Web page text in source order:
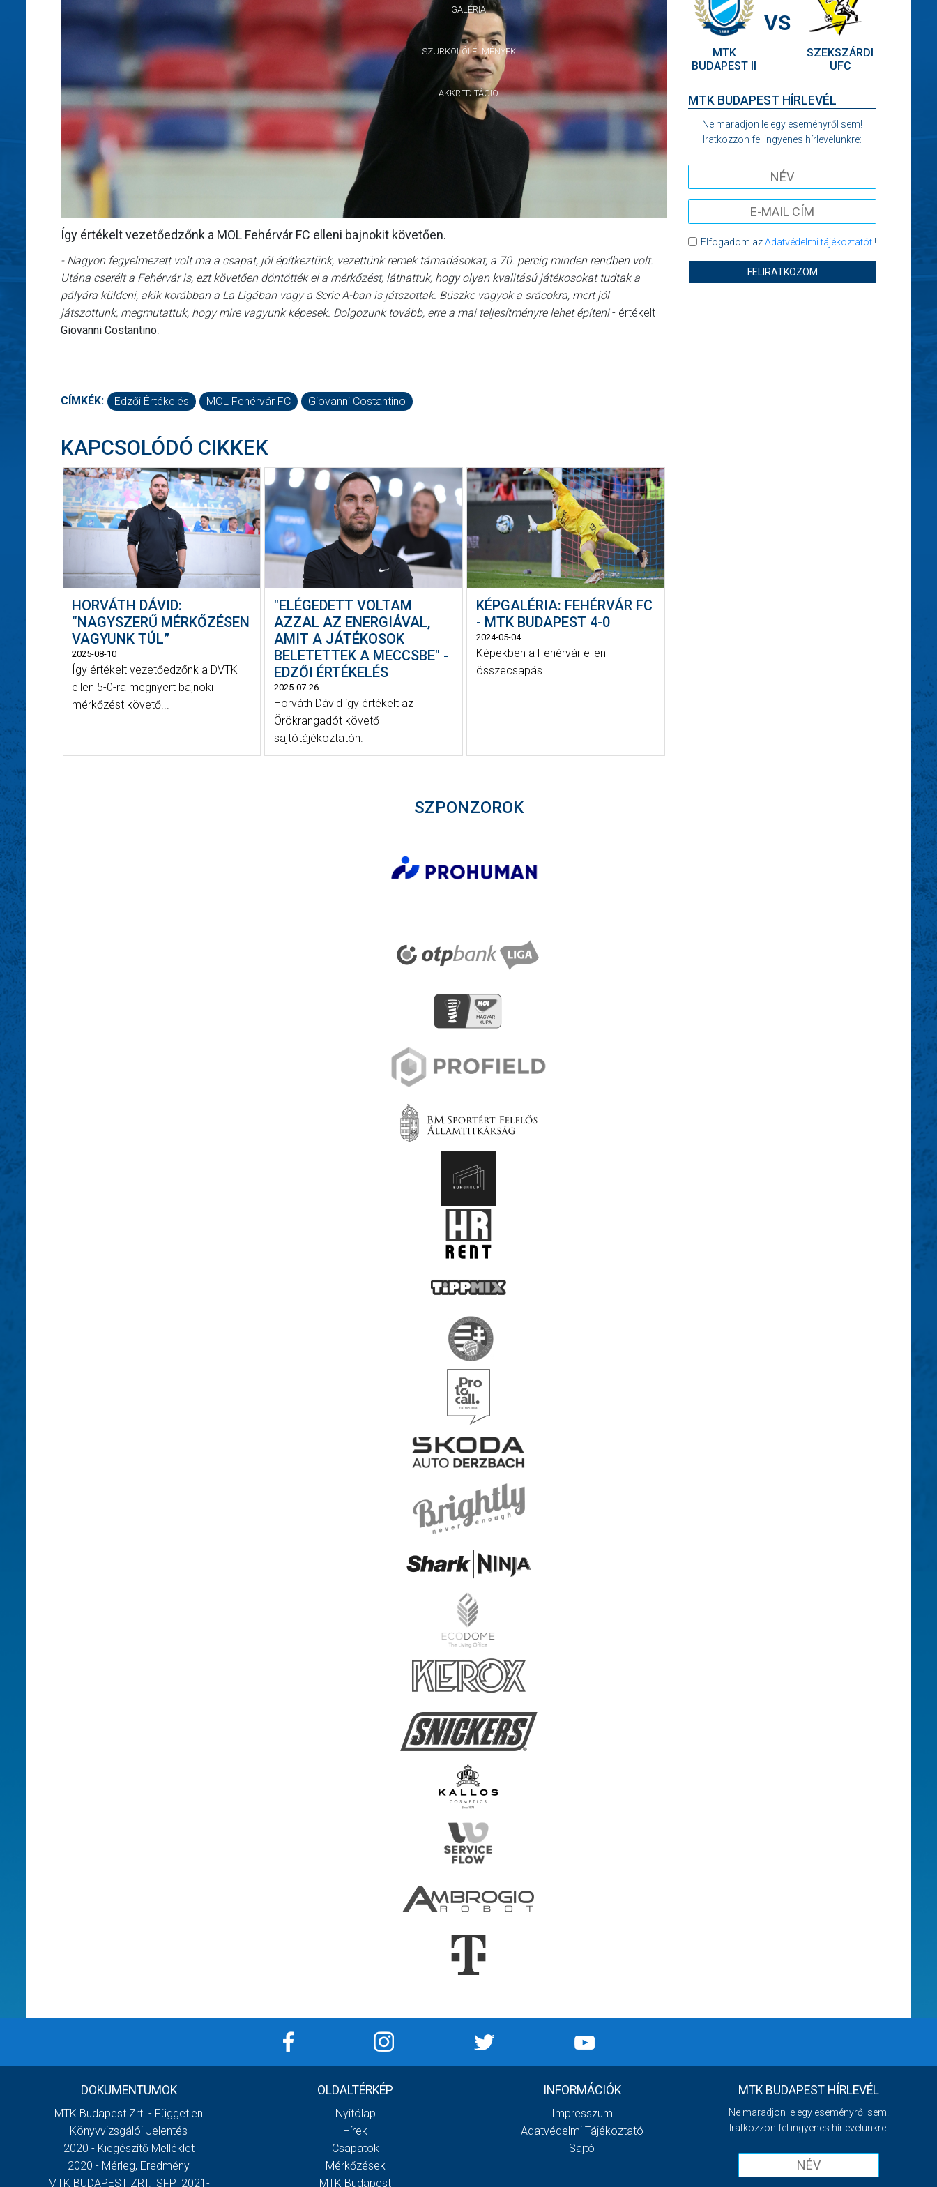
GALÉRIA
SZURKOLÓI ÉLMÉNYEK
AKKREDITÁCIÓ
Így értékelt vezetőedzőnk a MOL Fehérvár FC elleni bajnokit követően.
- Nagyon fegyelmezett volt ma a csapat, jól építkeztünk, vezettünk remek támadásokat, a 70. percig minden rendben volt.
Utána cserélt a Fehérvár is, ezt követően döntötték el a mérkőzést, láthattuk, hogy olyan kvalitású játékosokat tudtak a
pályára küldeni, akik korábban a La Ligában vagy a Serie A-ban is játszottak. Büszke vagyok a srácokra, mert jól
játszottunk, megmutattuk, hogy mire vagyunk képesek. Dolgozunk tovább, erre a mai teljesítményre lehet építeni- értékelt
Giovanni Costantino.
CÍMKÉK: Edzői Értékelés MOL Fehérvár FC Giovanni Costantino
KAPCSOLÓDÓ CIKKEK
HORVÁTH DÁVID:
“NAGYSZERŰ MÉRKŐZÉSEN
VAGYUNK TÚL”
2025-08-10
Így értékelt vezetőedzőnk a DVTK
ellen 5-0-ra megnyert bajnoki
mérkőzést követő...
"ELÉGEDETT VOLTAM
AZZAL AZ ENERGIÁVAL,
AMIT A JÁTÉKOSOK
BELETETTEK A MECCSBE" -
EDZŐI ÉRTÉKELÉS
2025-07-26
Horváth Dávid így értékelt az
Örökrangadót követő
sajtótájékoztatón.
KÉPGALÉRIA: FEHÉRVÁR FC
- MTK BUDAPEST 4-0
2024-05-04
Képekben a Fehérvár elleni
összecsapás.
MTK
BUDAPEST II
VS
SZEKSZÁRDI
UFC
MTK BUDAPEST HÍRLEVÉL
Ne maradjon le egy eseményről sem!
Iratkozzon fel ingyenes hírlevelünkre:
Elfogadom azAdatvédelmi tájékoztatót!
FELIRATKOZOM
SZPONZOROK
DOKUMENTUMOK
MTK Budapest Zrt. - Független
Könyvvizsgálói Jelentés
2020 - Kiegészítő Melléklet
2020 - Mérleg, Eredmény
MTK BUDAPEST ZRT._SFP_2021-
OLDALTÉRKÉP
Nyitólap
Hírek
Csapatok
Mérkőzések
MTK Budapest
INFORMÁCIÓK
Impresszum
Adatvédelmi Tájékoztató
Sajtó
MTK BUDAPEST HÍRLEVÉL
Ne maradjon le egy eseményről sem!
Iratkozzon fel ingyenes hírlevelünkre: